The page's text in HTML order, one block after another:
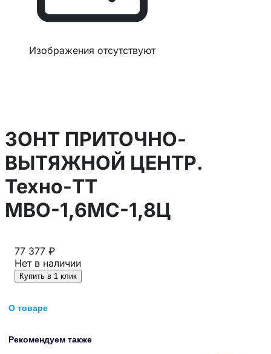
Изображения отсутствуют
ЗОНТ ПРИТОЧНО-
ВЫТЯЖНОЙ ЦЕНТР.
Техно-ТТ
МВО-1,6МС-1,8Ц
77 377 ₽
Нет в наличии
Купить в 1 клик
О товаре
Рекомендуем также